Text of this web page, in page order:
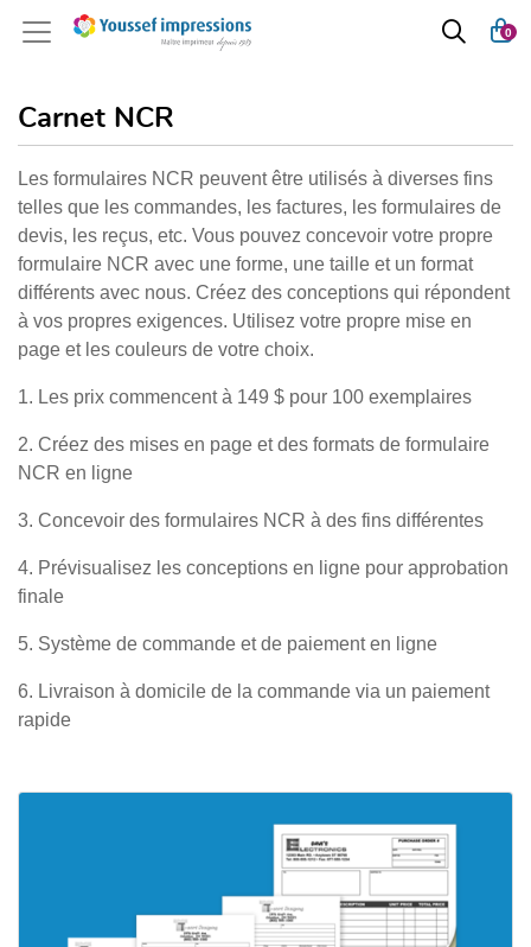
0
Carnet NCR
Les formulaires NCR peuvent être utilisés à diverses fins
telles que les commandes, les factures, les formulaires de
devis, les reçus, etc. Vous pouvez concevoir votre propre
formulaire NCR avec une forme, une taille et un format
différents avec nous. Créez des conceptions qui répondent
à vos propres exigences. Utilisez votre propre mise en
page et les couleurs de votre choix.
1. Les prix commencent à 149 $ pour 100 exemplaires
2. Créez des mises en page et des formats de formulaire
NCR en ligne
3. Concevoir des formulaires NCR à des fins différentes
4. Prévisualisez les conceptions en ligne pour approbation
finale
5. Système de commande et de paiement en ligne
6. Livraison à domicile de la commande via un paiement
rapide